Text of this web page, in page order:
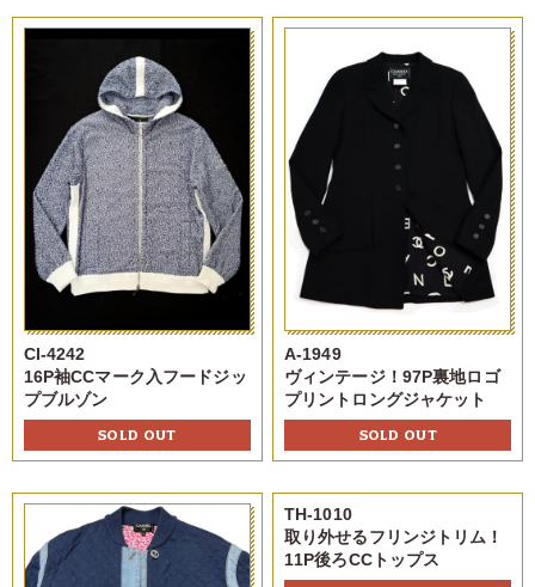
CI-4242
16P袖CCマーク入フードジッ
プブルゾン
SOLD OUT
A-1949
ヴィンテージ！97P裏地ロゴ
プリントロングジャケット
SOLD OUT
TH-1010
取り外せるフリンジトリム！
11P後ろCCトップス